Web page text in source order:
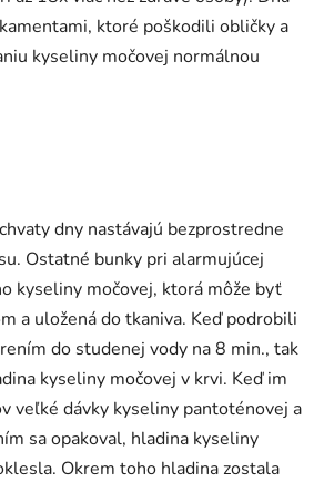
ktoré poškodili obličky a
kyseliny močovej normálnou
dny nastávajú bezprostredne
Ostatné bunky pri alarmujúcej
kyseliny močovej, ktorá môže byť
a uložená do tkaniva. Keď podrobili
do studenej vody na 8 min., tak
kyseliny močovej v krvi. Keď im
veľké dávky kyseliny pantoténovej a
sa opakoval, hladina kyseliny
Okrem toho hladina zostala